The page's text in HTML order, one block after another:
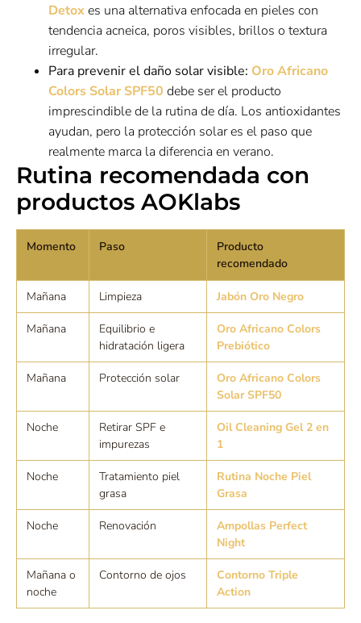
Detoxes una alternativa enfocada en pieles con
tendencia acneica, poros visibles, brillos o textura
irregular.
Para prevenir el daño solar visible: Oro Africano
Colors Solar SPF50 debe ser el producto
imprescindible de la rutina de día. Los antioxidantes
ayudan, pero la protección solar es el paso que
realmente marca la diferencia en verano.
Rutina recomendada con
productos AOKlabs
Momento Paso
Producto
recomendado
Mañana Limpieza Jabón Oro Negro
Mañana
Equilibrio e
hidratación ligera
Oro Africano Colors
Prebiótico
Mañana Protección solar
Oro Africano Colors
Solar SPF50
Noche
Retirar SPF e
impurezas
Oil Cleaning Gel 2 en
1
Noche
Tratamiento piel
grasa
Rutina Noche Piel
Grasa
Noche Renovación
Ampollas Perfect
Night
Mañana o
noche
Contorno de ojos
Contorno Triple
Action